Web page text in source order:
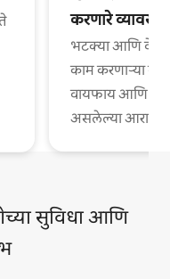
करणारे
भटक्या आणि
काम करणाऱ्या
वायफाय आणि
असलेल्या
सुविधा आणि